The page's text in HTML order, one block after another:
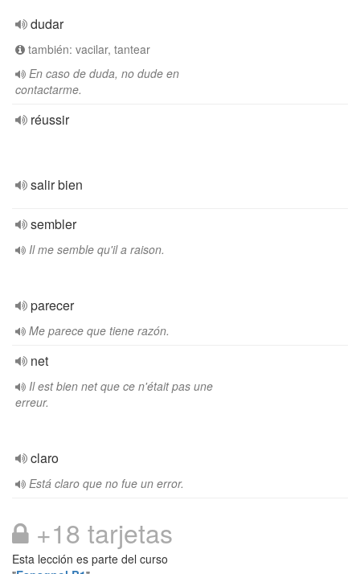
dudar
también: vacilar, tantear
En caso de duda, no dude en
contactarme.
réussir
salir bien
sembler
Il me semble qu'il a raison.
parecer
Me parece que tiene razón.
net
Il est bien net que ce n'était pas une
erreur.
claro
Está claro que no fue un error.
+18 tarjetas
Esta lección es parte del curso